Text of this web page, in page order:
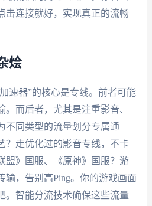
击连接就好，实现真正的流畅
烩
速器”的核心是专线。前者可能
而后者，尤其是注重影音、
不同类型的流量划分专属通
？走优化过的影音专线，不卡
盟》国服、《原神》国服？游
输，告别高Ping。你的游戏画面
。智能分流技术确保这些流量